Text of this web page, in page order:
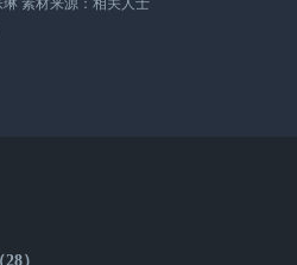
素材来源：相关人士
28）